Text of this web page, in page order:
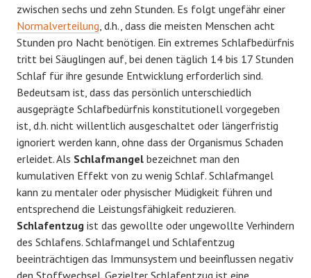
zwischen sechs und zehn Stunden. Es folgt ungefähr einer
Normalverteilung, d.h., dass die meisten Menschen acht
Stunden pro Nacht benötigen. Ein extremes Schlafbedürfnis
tritt bei Säuglingen auf, bei denen täglich 14 bis 17 Stunden
Schlaf für ihre gesunde Entwicklung erforderlich sind.
Bedeutsam ist, dass das persönlich unterschiedlich
ausgeprägte Schlafbedürfnis konstitutionell vorgegeben
ist, d.h. nicht willentlich ausgeschaltet oder längerfristig
ignoriert werden kann, ohne dass der Organismus Schaden
erleidet. Als Schlafmangel bezeichnet man den
kumulativen Effekt von zu wenig Schlaf. Schlafmangel
kann zu mentaler oder physischer Müdigkeit führen und
entsprechend die Leistungsfähigkeit reduzieren.
Schlafentzug ist das gewollte oder ungewollte Verhindern
des Schlafens. Schlafmangel und Schlafentzug
beeinträchtigen das Immunsystem und beeinflussen negativ
den Stoffwechsel. Gezielter Schlafentzug ist eine